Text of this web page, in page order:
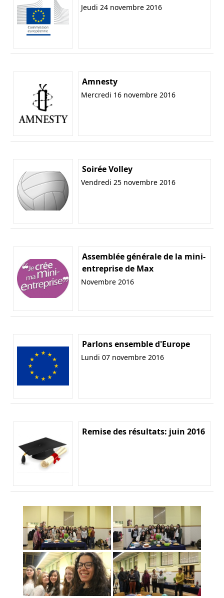
Jeudi 24 novembre 2016
Amnesty
Mercredi 16 novembre 2016
Soirée Volley
Vendredi 25 novembre 2016
Assemblée générale de la mini-
entreprise de Max
Novembre 2016
Parlons ensemble d'Europe
Lundi 07 novembre 2016
Remise des résultats: juin 2016